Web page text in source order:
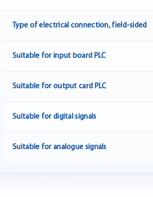
Type of electrical connection, field-sided
Suitable for input board PLC
Suitable for output card PLC
Suitable for digital signals
Suitable for analogue signals